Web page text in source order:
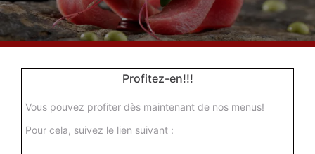
sashimi saumon, sashimi thon, sashimi daurade, ...
+
Profitez-en!!!
Vous pouvez profiter dès maintenant de nos menus!
Pour cela, suivez le lien suivant :